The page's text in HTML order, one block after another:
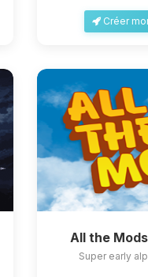
Créer
All the Mods
Super early